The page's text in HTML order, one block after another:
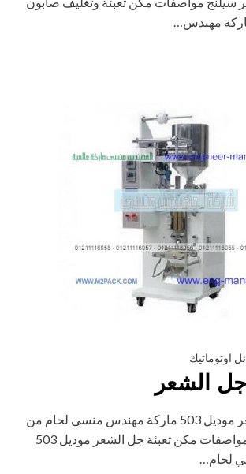
اوتوماتيك
الشعر
مكن تعبئة جل الشعر موديل 503 ماركة مهندس منسي لحام من
الظهر سنتر سيلنج مواصفات مكن تعبئة جل الشعر موديل 503
لحام…